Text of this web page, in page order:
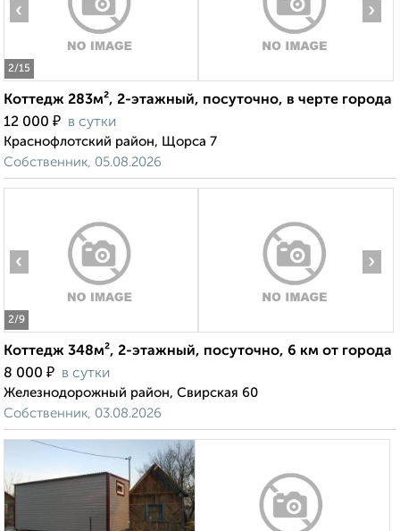
2/15
‹ ›
Коттедж 283м², 2-этажный, посуточно, в черте города
12 000 ₽ в сутки
Краснофлотский район, Щорса 7
Собственник, 05.08.2026
2/9
‹ ›
Коттедж 348м², 2-этажный, посуточно, 6 км от города
8 000 ₽ в сутки
Железнодорожный район, Свирская 60
Собственник, 03.08.2026